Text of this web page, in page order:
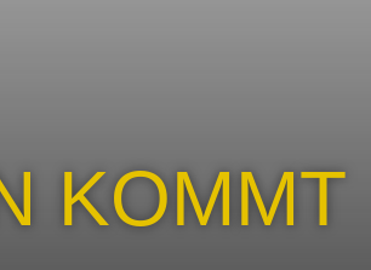
KOMMT